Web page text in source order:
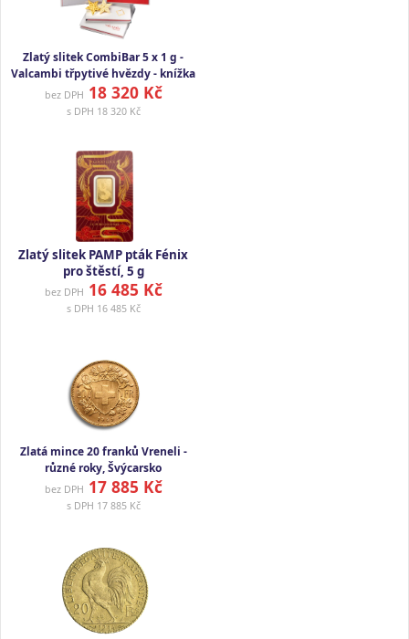
Zlatý slitek CombiBar 5 x 1 g -
Valcambi třpytivé hvězdy - knížka
bez DPH 18 320 Kč
s DPH 18 320 Kč
Zlatý slitek PAMP pták Fénix
pro štěstí, 5 g
bez DPH 16 485 Kč
s DPH 16 485 Kč
Zlatá mince 20 franků Vreneli -
různé roky, Švýcarsko
bez DPH 17 885 Kč
s DPH 17 885 Kč